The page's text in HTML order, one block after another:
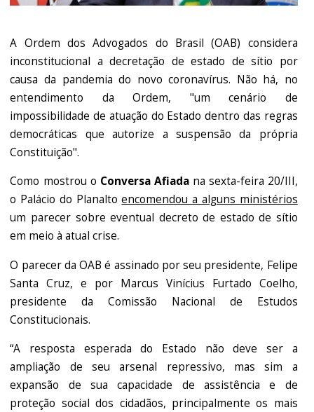
A Ordem dos Advogados do Brasil (OAB) considera
inconstitucional a decretação de estado de sítio por
causa da pandemia do novo coronavírus. Não há, no
entendimento da Ordem, "um cenário de
impossibilidade de atuação do Estado dentro das regras
democráticas que autorize a suspensão da própria
Constituição".
Como mostrou o Conversa Afiadana sexta-feira 20/III,
o Palácio do Planaltoencomendou a alguns ministérios
um parecer sobre eventual decreto de estado de sítio
em meio à atual crise.
O parecer da OAB é assinado por seu presidente, Felipe
Santa Cruz, e por Marcus Vinícius Furtado Coelho,
presidente da Comissão Nacional de Estudos
Constitucionais.
“A resposta esperada do Estado não deve ser a
ampliação de seu arsenal repressivo, mas sim a
expansão de sua capacidade de assistência e de
proteção social dos cidadãos, principalmente os mais